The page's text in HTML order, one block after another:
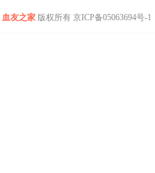
血友之家 版权所有 京ICP备05063694号-1